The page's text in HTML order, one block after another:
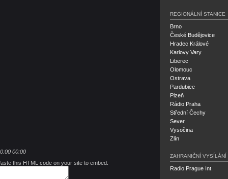
00:00
this HTML code on your site to embed.
REGIONÁLNÍ STANICE
Brno
České Budějovice
Hradec Králové
Karlovy Vary
Liberec
Olomouc
Ostrava
Pardubice
Plzeň
Rádio Praha
Střední Čechy
Sever
Vysočina
Zlín
ZAHRANIČNÍ VYSÍLÁNÍ
Radio Prague Int.